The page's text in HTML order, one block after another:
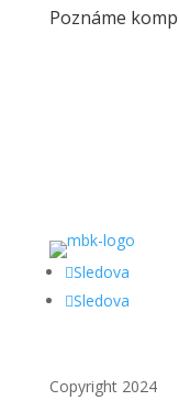
Poznáme
Sledova
Sledova
Copyright 2024